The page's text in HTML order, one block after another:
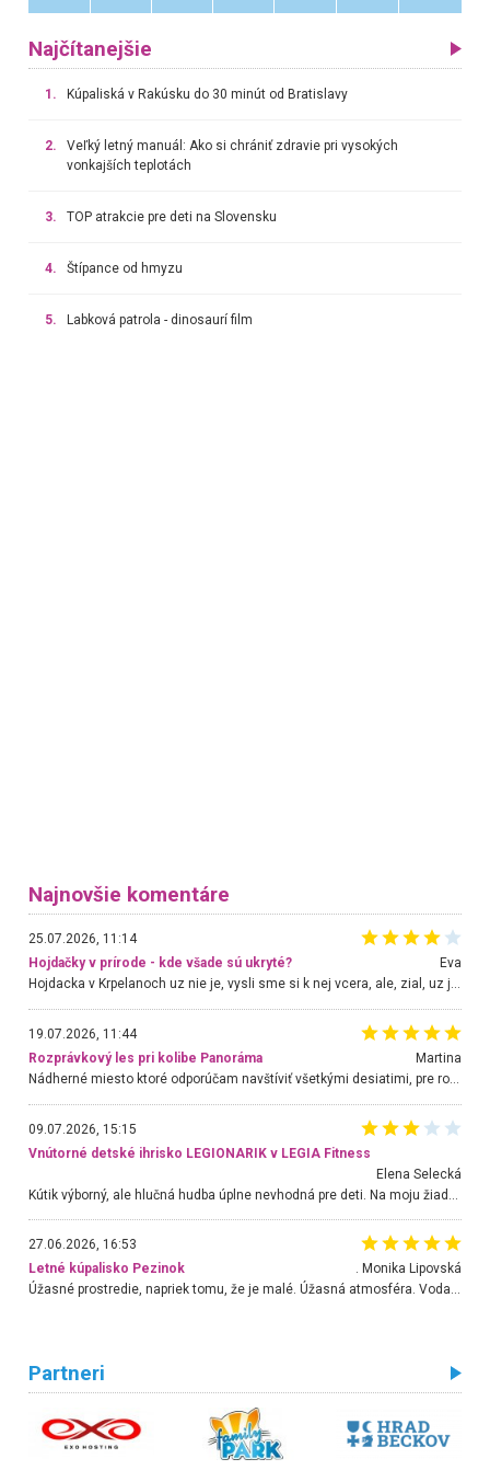
Najčítanejšie
1. Kúpaliská v Rakúsku do 30 minút od Bratislavy
2.
Veľký letný manuál: Ako si chrániť zdravie pri vysokých
vonkajších teplotách
3. TOP atrakcie pre deti na Slovensku
4. Štípance od hmyzu
5. Labková patrola - dinosaurí film
Najnovšie komentáre
25.07.2026, 11:14
Hojdačky v prírode - kde všade sú ukryté?
Eva
Hojdacka v Krpelanoch uz nie je, vysli sme si k nej vcera, ale, zial, uz je znicena. Ak sem planujete cestu len kvoli hojdacke, mozete si ju usetrit. Krasny vyhlad je tu vsak aj bez hojdacky :-)
19.07.2026, 11:44
Rozprávkový les pri kolibe Panoráma
Martina
Nádherné miesto ktoré odporúčam navštíviť všetkými desiatimi, pre rodiny s deťmi, dôchodcom... Proste a jednoducho ozaj rozprávkový les.. určite ešte prídeme. Odniesli sme si na pamiatku krásne tričká,
09.07.2026, 15:15
Vnútorné detské ihrisko LEGIONARIK v LEGIA Fitness
Elena Selecká
27.06.2026, 16:53
Letné kúpalisko Pezinok
. Monika Lipovská
Úžasné prostredie, napriek tomu, že je malé. Úžasná atmosféra. Voda fantastická a nádherná. Ľudí je pomerne veľa, ale su mili a ohľaduplní. Je veľmi zaujímavé sledovať, ako dokážu spolu športovať cudzí ľudia a bez ohľadu na vek. Vládne tu pohoda. Vnuka neviem dostať z vody. Ďakujem za krásny deň . Urcite sa sem vrátim. Jediný problém je s parkovaním, ale aj ten sa mi podarilo vyriešiť. Monika Bratislava
Partneri